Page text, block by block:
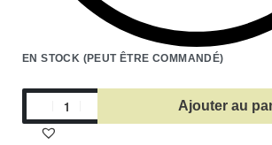
EN STOCK (PEUT ÊTRE COMMANDÉ)
Ajouter au